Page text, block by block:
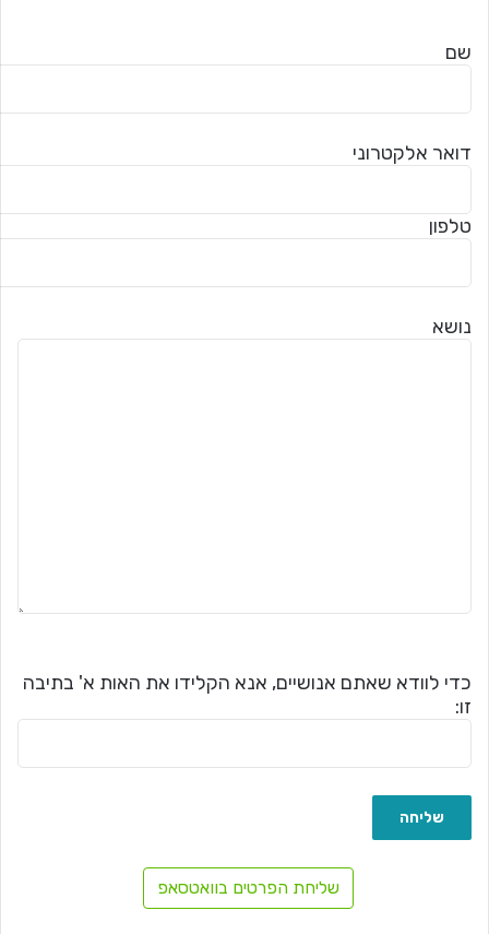
שם
דואר אלקטרוני
טלפון
נושא
כדי לוודא שאתם אנושיים, אנא הקלידו את האות א' בתיבה
זו:
שליחת הפרטים בוואטסאפ